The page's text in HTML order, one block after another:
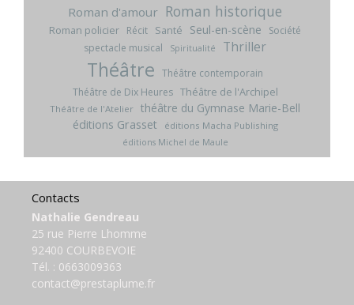
Roman d'amour Roman historique
Roman policier Récit Santé Seul-en-scène
Société
spectacle musical
Spiritualité Thriller
Théâtre Théâtre contemporain
Théâtre de Dix Heures Théâtre de l'Archipel
Théâtre de l'Atelier théâtre du Gymnase Marie-Bell
éditions Grasset
éditions Macha Publishing
éditions Michel de Maule
Contacts
Nathalie Gendreau
25 rue Pierre Lhomme
92400 COURBEVOIE
Tél. : 0663009363
contact@prestaplume.fr